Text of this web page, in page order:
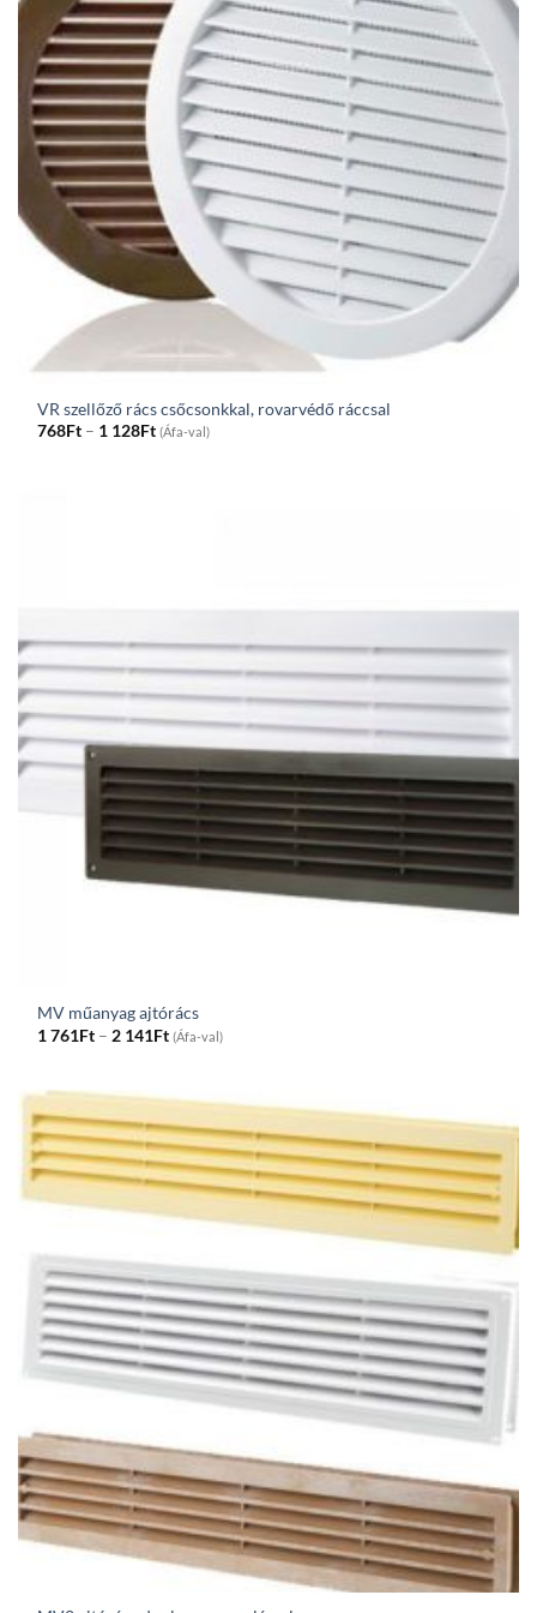
VR szellőző rács csőcsonkkal, rovarvédő ráccsal
768Ft – 1 128FtPrice
range:
(Áfa-val)
MV műanyag ajtórács
1 761Ft – 2 141FtPrice
range:
through
141Ft
(Áfa-val)